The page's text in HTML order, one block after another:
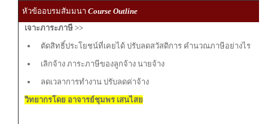
หัวข้ออบรมสัมมนา Course Outline
เจาะภาระภาษี >>
ตัดสิทธิ์ประโยชน์ที่เคยได้ ปรับลดสวัสดิการ คำนวณภาษีอย่างไร
เลิกจ้าง ภาระภาษีของลูกจ้าง นายจ้าง
ลดเวลาการทำงาน ปรับลดค่าจ้าง
วิทยากรโดย อาจารย์ชุมพร เสนไสย